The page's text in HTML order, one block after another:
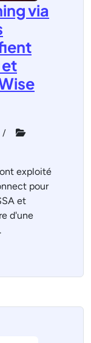
via
et
exploité
pour
et
d'une